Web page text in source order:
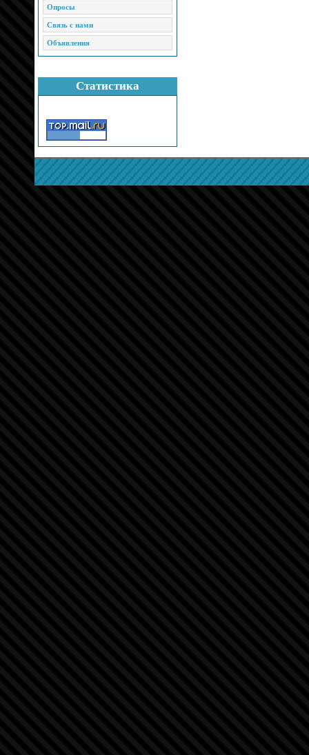
Опросы
Связь с нами
Объявления
Статистика